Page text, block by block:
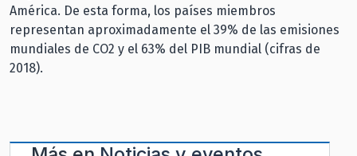
América. De esta forma, los países miembros
representan aproximadamente el 39% de las emisiones
mundiales de CO2 y el 63% del PIB mundial (cifras de
2018).